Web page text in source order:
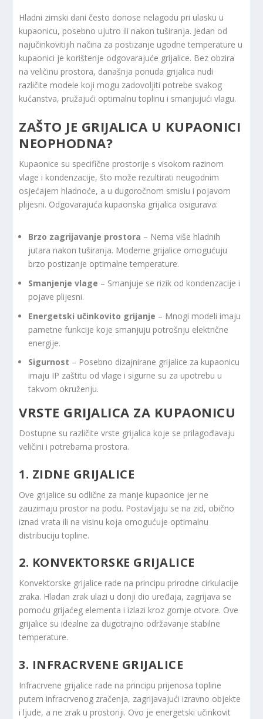
Hladni zimski dani često donose nelagodu pri ulasku u
kupaonicu, posebno ujutro ili nakon tuširanja. Jedan od
najučinkovitijih načina za postizanje ugodne temperature u
kupaonici je korištenje odgovarajuće grijalice. Bez obzira
na veličinu prostora, današnja ponuda grijalica nudi
različite modele koji mogu zadovoljiti potrebe svakog
kućanstva, pružajući optimalnu toplinu i smanjujući vlagu.
ZAŠTO JE GRIJALICA U KUPAONICI
NEOPHODNA?
Kupaonice su specifične prostorije s visokom razinom
vlage i kondenzacije, što može rezultirati neugodnim
osjećajem hladnoće, a u dugoročnom smislu i pojavom
plijesni. Odgovarajuća kupaonska grijalica osigurava:
Brzo zagrijavanje prostora – Nema više hladnih
jutara nakon tuširanja. Moderne grijalice omogućuju
brzo postizanje optimalne temperature.
Smanjenje vlage – Smanjuje se rizik od kondenzacije i
pojave plijesni.
Energetski učinkovito grijanje – Mnogi modeli imaju
pametne funkcije koje smanjuju potrošnju električne
energije.
Sigurnost – Posebno dizajnirane grijalice za kupaonicu
imaju IP zaštitu od vlage i sigurne su za upotrebu u
takvom okruženju.
VRSTE GRIJALICA ZA KUPAONICU
Dostupne su različite vrste grijalica koje se prilagođavaju
veličini i potrebama prostora.
1. ZIDNE GRIJALICE
Ove grijalice su odlične za manje kupaonice jer ne
zauzimaju prostor na podu. Postavljaju se na zid, obično
iznad vrata ili na visinu koja omogućuje optimalnu
distribuciju topline.
2. KONVEKTORSKE GRIJALICE
Konvektorske grijalice rade na principu prirodne cirkulacije
zraka. Hladan zrak ulazi u donji dio uređaja, zagrijava se
pomoću grijaćeg elementa i izlazi kroz gornje otvore. Ove
grijalice su idealne za dugotrajno održavanje stabilne
temperature.
3. INFRACRVENE GRIJALICE
Infracrvene grijalice rade na principu prijenosa topline
putem infracrvenog zračenja, zagrijavajući izravno objekte
i ljude, a ne zrak u prostoriji. Ovo je energetski učinkovit